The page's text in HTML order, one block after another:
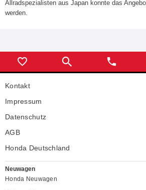
Unser Autohaus
Allradspezialisten aus Japan konnte das
werden.
Kontakt
Impressum
Datenschutz
AGB
Honda Deutschland
Neuwagen
Honda Neuwagen